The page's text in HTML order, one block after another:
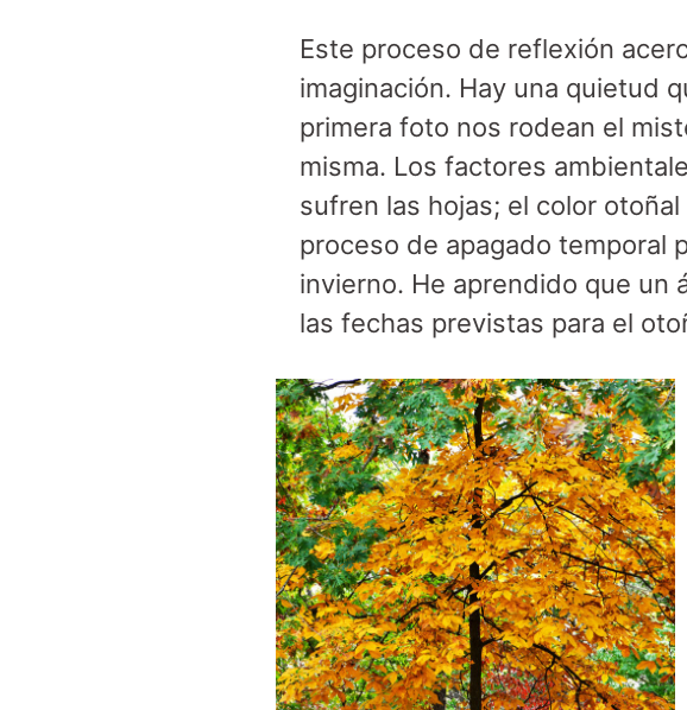
Este proceso de reflexión
imaginación. Hay una quietud
primera foto nos rodean el
misma. Los factores
sufren las hojas; el color
proceso de apagado temporal
invierno. He aprendido que un
las fechas previstas para el